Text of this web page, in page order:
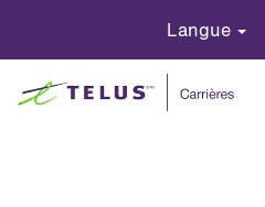
Langue